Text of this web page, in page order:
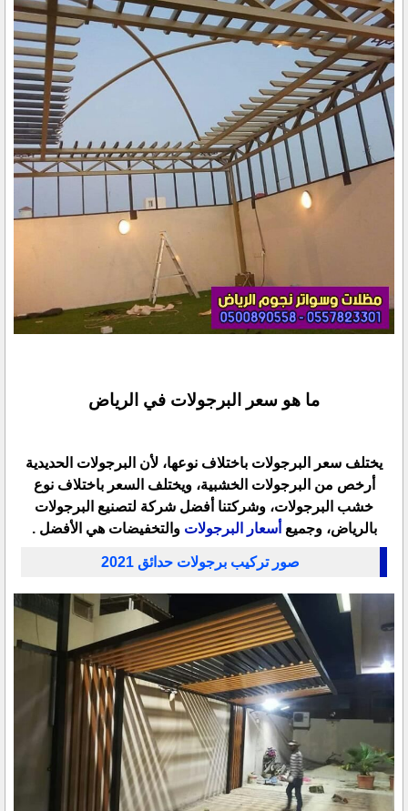
ما هو سعر البرجولات في الرياض
يختلف سعر البرجولات باختلاف نوعها، لأن البرجولات الحديدية
أرخص من البرجولات الخشبية، ويختلف السعر باختلاف نوع
خشب البرجولات، وشركتنا أفضل شركة لتصنيع البرجولات
بالرياض، وجميع أسعار البرجولات والتخفيضات هي الأفضل .
صور تركيب برجولات حدائق 2021